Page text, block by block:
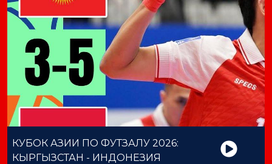
КУБОК АЗИИ ПО ФУТЗАЛУ 2026:
КЫРГЫЗСТАН - ИНДОНЕЗИЯ